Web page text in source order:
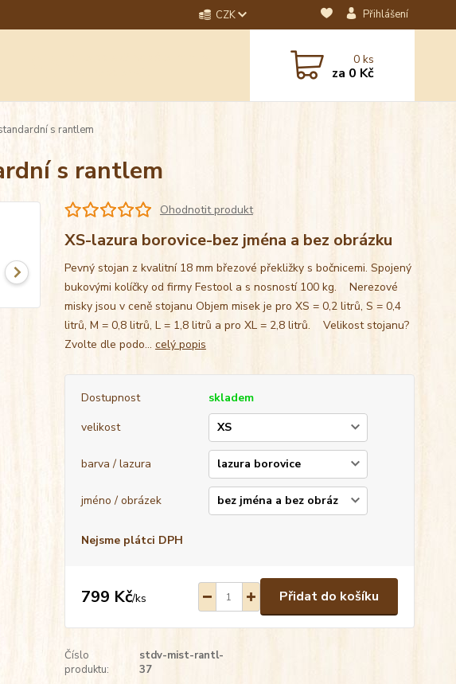
CZK Přihlášení
0ks
za 0 Kč
s rantlem
s rantlem
Ohodnotit produkt
XS-lazura borovice-bez jména a bez obrázku
Pevný stojan z kvalitní 18 mm březové překližky s bočnicemi. Spojený
bukovými kolíčky od firmy Festool a s nosností 100 kg. Nerezové
misky jsou v ceně stojanu Objem misek je pro XS = 0,2 litrů, S = 0,4
litrů, M = 0,8 litrů, L = 1,8 litrů a pro XL = 2,8 litrů. Velikost stojanu?
Zvolte dle podo... celý popis
Dostupnost
skladem
velikost
barva / lazura
jméno / obrázek
Nejsme plátci DPH
799 Kč/ks Přidat do košíku
Číslo
produktu:
stdv-mist-rantl-
37